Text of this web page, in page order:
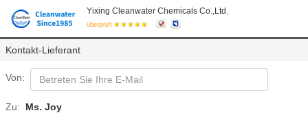
Yixing Cleanwater Chemicals Co.,Ltd.
überprüft
Kontakt-Lieferant
Von:
Zu: Ms. Joy